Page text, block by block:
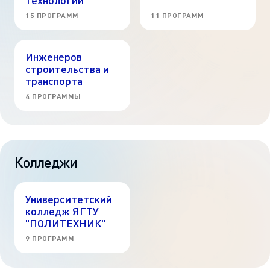
15 ПРОГРАММ 11 ПРОГРАММ
Инженеров
строительства и
транспорта
4 ПРОГРАММЫ
Колледжи
Университетский
колледж ЯГТУ
"ПОЛИТЕХНИК"
9 ПРОГРАММ